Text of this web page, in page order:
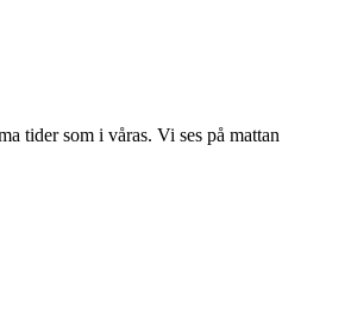
tider som i våras. Vi ses på mattan